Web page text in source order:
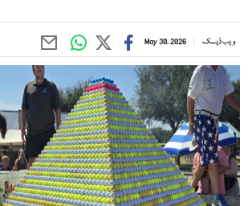
ویب ڈیسک May 30, 2026